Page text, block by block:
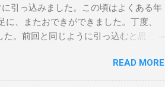
引っ込みました。この頃はよくある年
、またおできができました。丁度、
。前回と同じように引っ込むと思う
月廃業するとのことだったので、紹介
ているので、紹介状を持って、他の
READ MORE